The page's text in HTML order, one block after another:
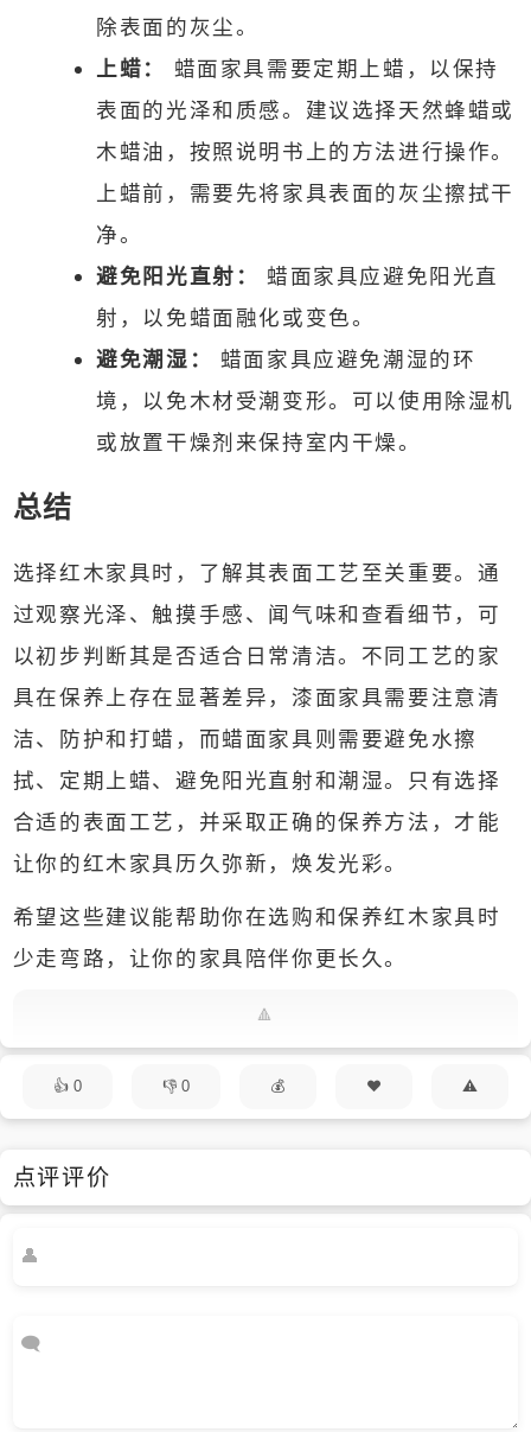
除表面的灰尘。
上蜡：
蜡面家具需要定期上蜡，以保持
表面的光泽和质感。建议选择天然蜂蜡或
木蜡油，按照说明书上的方法进行操作。
上蜡前，需要先将家具表面的灰尘擦拭干
净。
避免阳光直射：
蜡面家具应避免阳光直
射，以免蜡面融化或变色。
避免潮湿：
蜡面家具应避免潮湿的环
境，以免木材受潮变形。可以使用除湿机
或放置干燥剂来保持室内干燥。
总结
选择红木家具时，了解其表面工艺至关重要。通
过观察光泽、触摸手感、闻气味和查看细节，可
以初步判断其是否适合日常清洁。不同工艺的家
具在保养上存在显著差异，漆面家具需要注意清
洁、防护和打蜡，而蜡面家具则需要避免水擦
拭、定期上蜡、避免阳光直射和潮湿。只有选择
合适的表面工艺，并采取正确的保养方法，才能
让你的红木家具历久弥新，焕发光彩。
希望这些建议能帮助你在选购和保养红木家具时
少走弯路，让你的家具陪伴你更长久。
0 0
点评评价